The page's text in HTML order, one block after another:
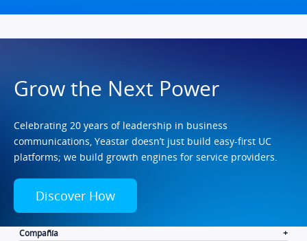
Grow the Next Power
Celebrating 20 years of leadership in business
communications, Yeastar doesn’t just build easy-first UC
platforms; we build growth engines for service providers.
Discover How
Compañía